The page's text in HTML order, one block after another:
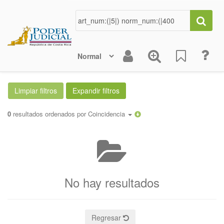
0 resultados ordenados por Coincidencia
No hay resultados
Regresar